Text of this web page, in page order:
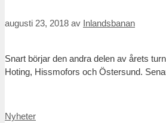
augusti 23, 2018 av Inlandsbanan
Snart börjar den andra delen av årets
Hoting, Hissmofors och Östersund.
Kategorier
Nyheter